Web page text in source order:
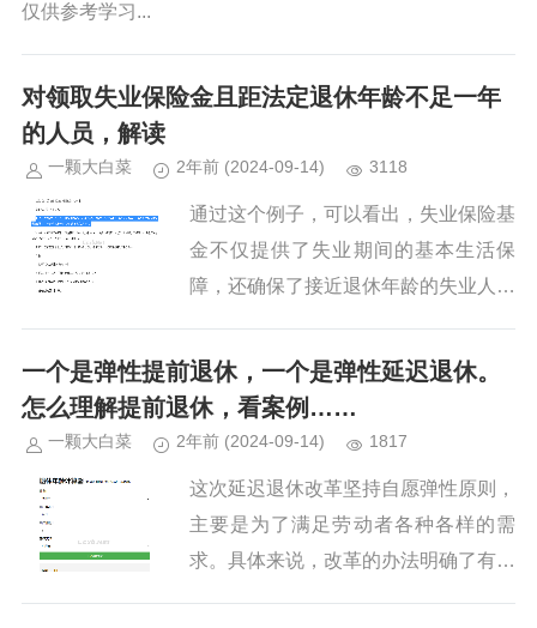
仅供参考学习...
对领取失业保险金且距法定退休年龄不足一年
的人员，解读
一颗大白菜 2年前 (2024-09-14) 3118
通过这个例子，可以看出，失业保险基
金不仅提供了失业期间的基本生活保
障，还确保了接近退休年龄的失业人员
从而避免了因失业而导致的社会保障权
益受损的问题。...
一个是弹性提前退休，一个是弹性延迟退休。
怎么理解提前退休，看案例……
一颗大白菜 2年前 (2024-09-14) 1817
这次延迟退休改革坚持自愿弹性原则，
主要是为了满足劳动者各种各样的需
求。具体来说，改革的办法明确了有两